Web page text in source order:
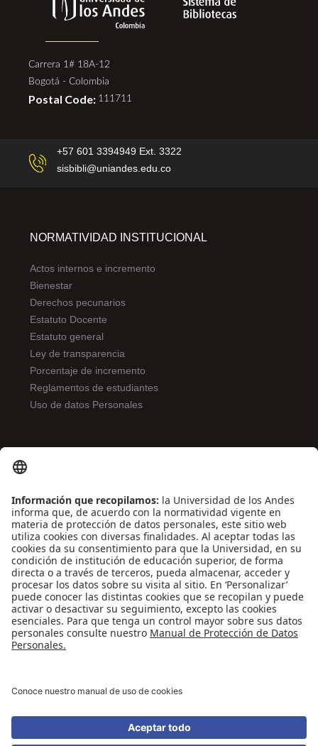
Carrera 1# 18A-12
Bogotá - Colombia
Postal Code: 111711
+57 601 3394949 Ext. 3322
sisbibli@uniandes.edu.co
NORMATIVIDAD INSTITUCIONAL
Actos internos e incremento
Bienestar
Derechos pecunarios
Estatuto Docente
Estatuto general
Ley de transparencia
Porcentaje de incremento
Reglamentos de estudiantes
Uso de datos Personales
Contáctenos
Biblioguías
Preguntas frecuentes
Capacitación
Directrices
Entretenimiento
Compra de libros y material audiovisual